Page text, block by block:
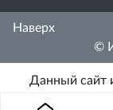
Наверх
©
Данный сайт
работы. Вам